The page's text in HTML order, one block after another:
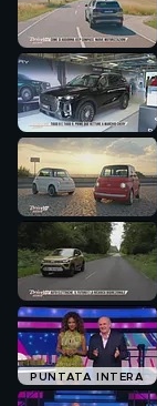
PUNTATA INTERA